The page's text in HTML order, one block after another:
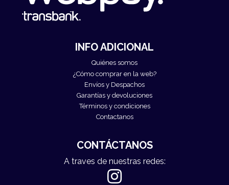
INFO ADICIONAL
Quiénes somos
¿Cómo comprar en la web?
Envíos y Despachos
Garantías y devoluciones
Términos y condiciones
Contactanos
CONTÁCTANOS
A traves de nuestras redes: